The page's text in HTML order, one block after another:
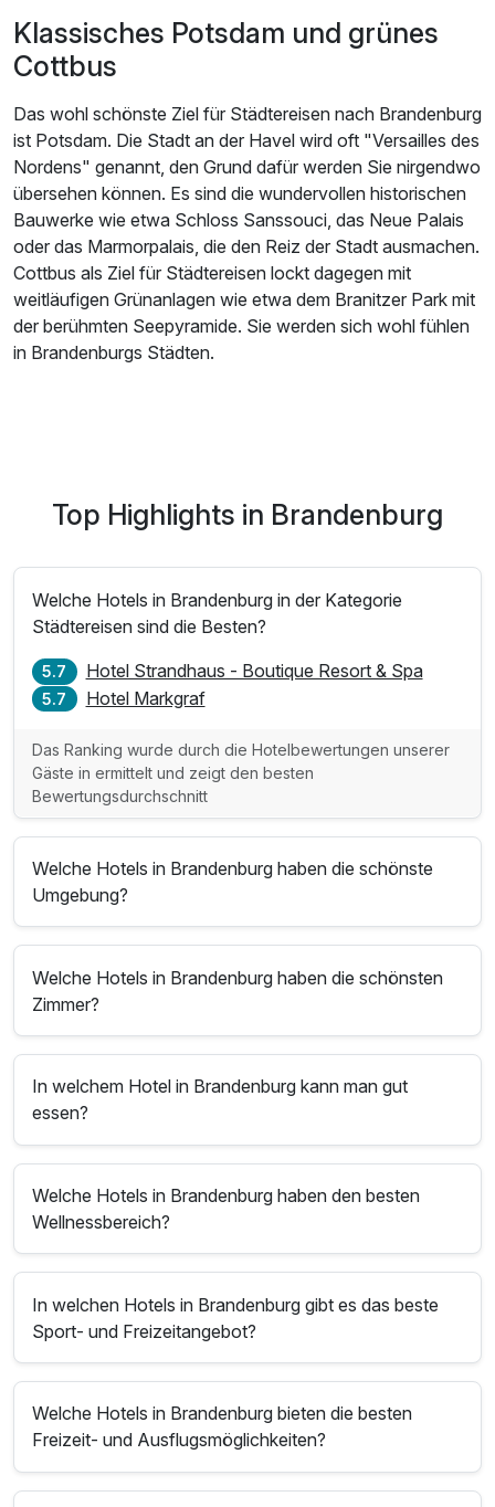
Klassisches Potsdam und grünes
Cottbus
Das wohl schönste Ziel für Städtereisen nach Brandenburg
ist Potsdam. Die Stadt an der Havel wird oft "Versailles des
Nordens" genannt, den Grund dafür werden Sie nirgendwo
übersehen können. Es sind die wundervollen historischen
Bauwerke wie etwa Schloss Sanssouci, das Neue Palais
oder das Marmorpalais, die den Reiz der Stadt ausmachen.
Cottbus als Ziel für Städtereisen lockt dagegen mit
weitläufigen Grünanlagen wie etwa dem Branitzer Park mit
der berühmten Seepyramide. Sie werden sich wohl fühlen
in Brandenburgs Städten.
Top Highlights in Brandenburg
Welche Hotels in Brandenburg in der Kategorie
Städtereisen sind die Besten?
5.7 Hotel Strandhaus - Boutique Resort & Spa
5.7 Hotel Markgraf
Das Ranking wurde durch die Hotelbewertungen unserer
Gäste in ermittelt und zeigt den besten
Bewertungsdurchschnitt
Welche Hotels in Brandenburg haben die schönste
Umgebung?
Welche Hotels in Brandenburg haben die schönsten
Zimmer?
In welchem Hotel in Brandenburg kann man gut
essen?
Welche Hotels in Brandenburg haben den besten
Wellnessbereich?
In welchen Hotels in Brandenburg gibt es das beste
Sport- und Freizeitangebot?
Welche Hotels in Brandenburg bieten die besten
Freizeit- und Ausflugsmöglichkeiten?